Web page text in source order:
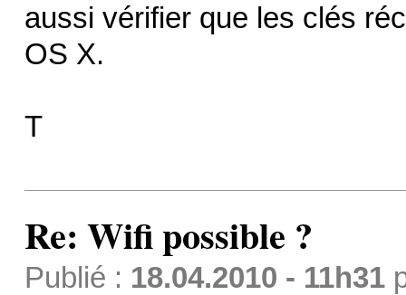
aussi vérifier que les clés
OS X.
T
Re: Wifi possible ?
Publié : 18.04.2010 - 11h31